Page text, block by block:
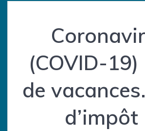
(COVID-19)
de
d’impôt